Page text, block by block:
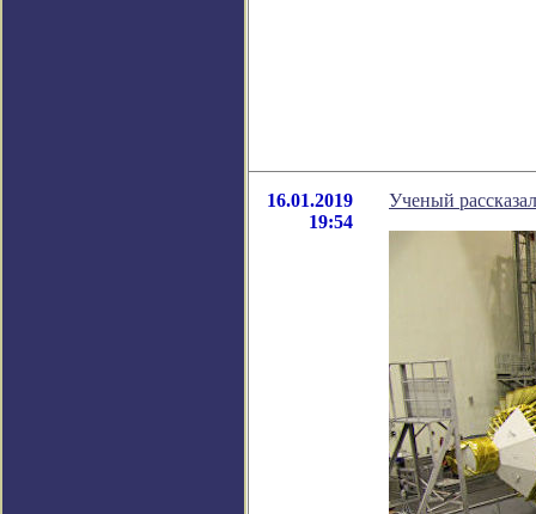
16.01.2019
19:54
Ученый